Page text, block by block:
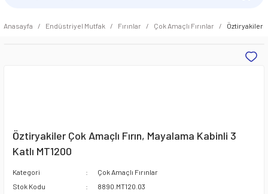
Anasayfa Endüstriyel Mutfak Fırınlar Çok Amaçlı Fırınlar Öztiryakiler
Öztiryakiler Çok Amaçlı Fırın, Mayalama Kabinli 3
Katlı MT1200
Kategori
Çok Amaçlı Fırınlar
Stok Kodu
8890.MT120.03